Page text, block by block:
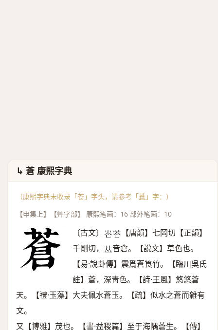
↳ 蒼 康熙字典
（康熙字典未收录「苍」字头，请参考「蒼 」字：）
【申集上】【艸字部】 康熙笔画：16 部外笔画：10
〔古文〕 𡶍 𦭆
【唐韻】七岡切【正韻】
千剛切， 𠀤音倉。【說文】草色也。
【易·說卦傳】震爲蒼筤竹。【臨川吳氏
註】蒼，深靑色。【詩·王風】悠悠蒼
天。【禮·玉藻】大夫佩水蒼玉。【疏】似水之蒼而雜有
文。
又【博雅】茂也。【書·益稷篇】至于海隅蒼生。【傳】